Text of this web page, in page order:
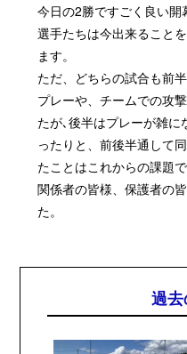
今日の2勝ですごく良い開
選手たちは今出来ること
ます。
ただ、どちらの試合も前
プレーや、チームでの攻
たが､後半はプレーが雑
ったりと、前後半通して
たことはこれからの課題で
関係者の皆様、保護者の
た。
過